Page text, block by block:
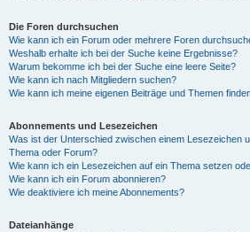
Die Foren durchsuchen
Wie kann ich ein Forum oder mehrere Foren
Weshalb erhalte ich bei der Suche keine Ergebnisse?
Warum bekomme ich bei der Suche eine leere Seite?
Wie kann ich nach Mitgliedern suchen?
Wie kann ich meine eigenen Beiträge und Themen
Abonnements und Lesezeichen
Was ist der Unterschied zwischen einem Lesezeichen
Thema oder Forum?
Wie kann ich ein Lesezeichen auf ein Thema setzen
Wie kann ich ein Forum abonnieren?
Wie deaktiviere ich meine Abonnements?
Dateianhänge